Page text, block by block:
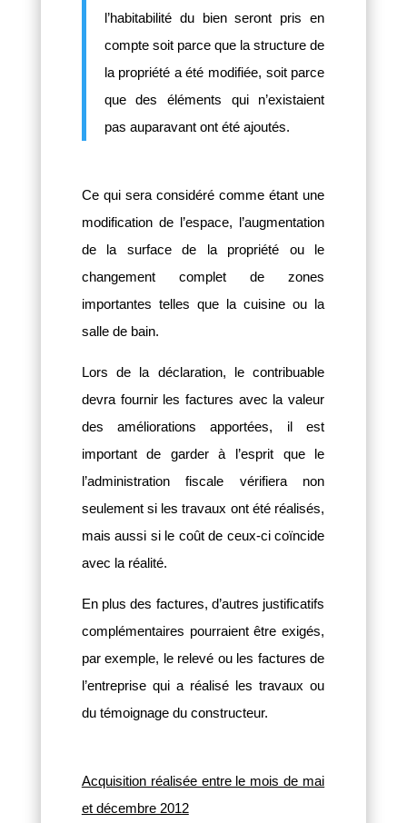
l’habitabilité du bien seront pris en
compte soit parce que la structure de
la propriété a été modifiée, soit parce
que des éléments qui n’existaient
pas auparavant ont été ajoutés.
Ce qui sera considéré comme étant une
modification de l’espace, l’augmentation
de la surface de la propriété ou le
changement complet de zones
importantes telles que la cuisine ou la
salle de bain.
Lors de la déclaration, le contribuable
devra fournir les factures avec la valeur
des améliorations apportées, il est
important de garder à l’esprit que le
l’administration fiscale vérifiera non
seulement si les travaux ont été réalisés,
mais aussi si le coût de ceux-ci coïncide
avec la réalité.
En plus des factures, d’autres justificatifs
complémentaires pourraient être exigés,
par exemple, le relevé ou les factures de
l’entreprise qui a réalisé les travaux ou
du témoignage du constructeur.
Acquisition réalisée entre le mois de mai
et décembre 2012